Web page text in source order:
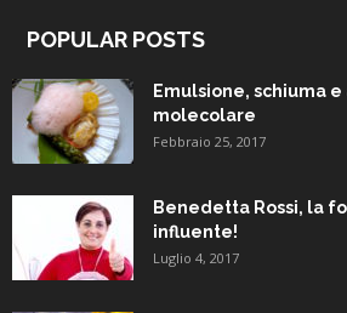
POPULAR POSTS
Emulsione, schiuma
molecolare
Febbraio 25, 2017
Benedetta Rossi, la
influente!
Luglio 4, 2017